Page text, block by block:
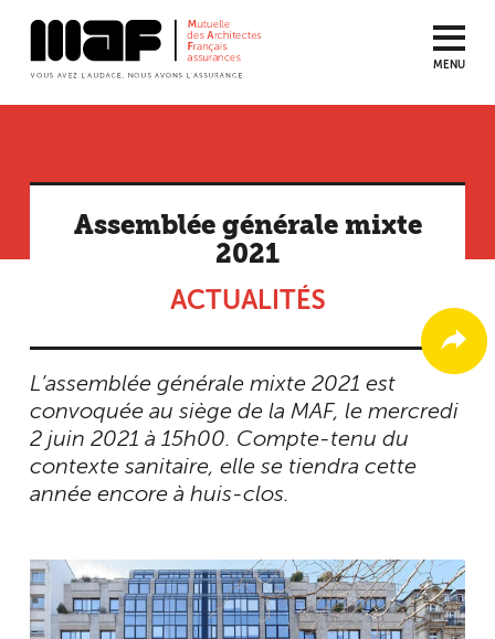
MENU
Assemblée générale mixte
2021
ACTUALITÉS
L’assemblée générale mixte 2021 est
convoquée au siège de la MAF, le mercredi
2 juin 2021 à 15h00. Compte-tenu du
contexte sanitaire, elle se tiendra cette
année encore à huis-clos.